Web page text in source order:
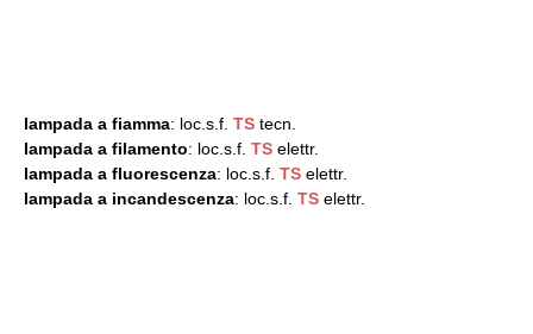
lampada a fiamma: loc.s.f. TS tecn.
lampada a filamento: loc.s.f. TS elettr.
lampada a fluorescenza: loc.s.f. TS elettr.
lampada a incandescenza: loc.s.f. TS elettr.